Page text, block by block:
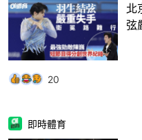
北
弦
20
即時體育